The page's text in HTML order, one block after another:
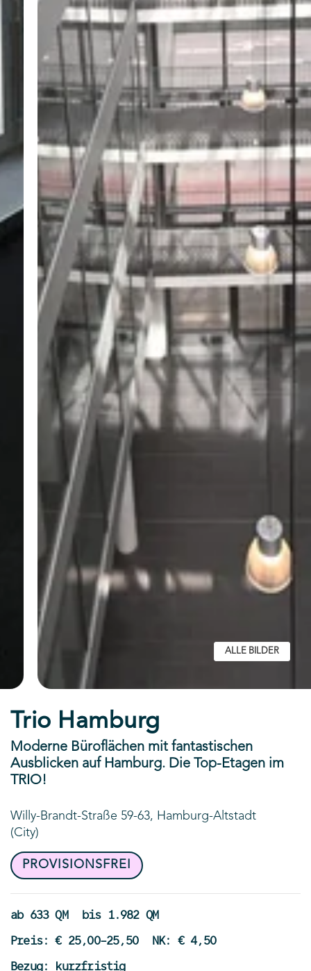
ALLE BILDER
Trio Hamburg
Moderne Büroflächen mit fantastischen
Ausblicken auf Hamburg. Die Top-Etagen im
TRIO!
Willy-Brandt-Straße 59-63, Hamburg-Altstadt
(City)
PROVISIONSFREI
ab 633 QM
bis 1.982 QM
Preis: € 25,00-25,50
NK: € 4,50
Bezug: kurzfristig